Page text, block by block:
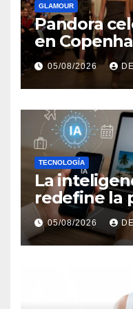
GLAMOUR
Pandora
en
través de
05/08/2026
TECNOLOGÍA
La
redefine la
viajes: Los
centran sus
05/08/2026